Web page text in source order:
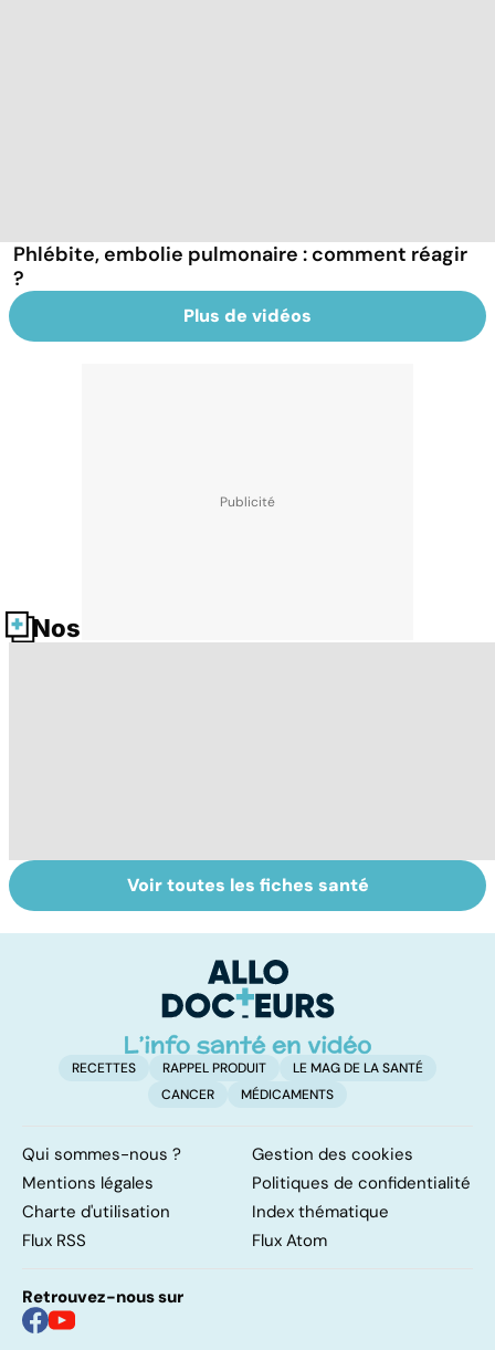
Phlébite, embolie pulmonaire : comment réagir
?
Plus de vidéos
Nos fiches santé
pulmonaire : un
Phlébites : une
affection à
Voir toutes les fiches santé
RECETTES RAPPEL PRODUIT
LE MAG DE LA SANTÉ
CANCER
MÉDICAMENTS
Qui sommes-nous ?
Gestion des cookies
Mentions légales
Politiques de confidentialité
Charte d'utilisation
Index thématique
Flux RSS
Flux Atom
Retrouvez-nous sur